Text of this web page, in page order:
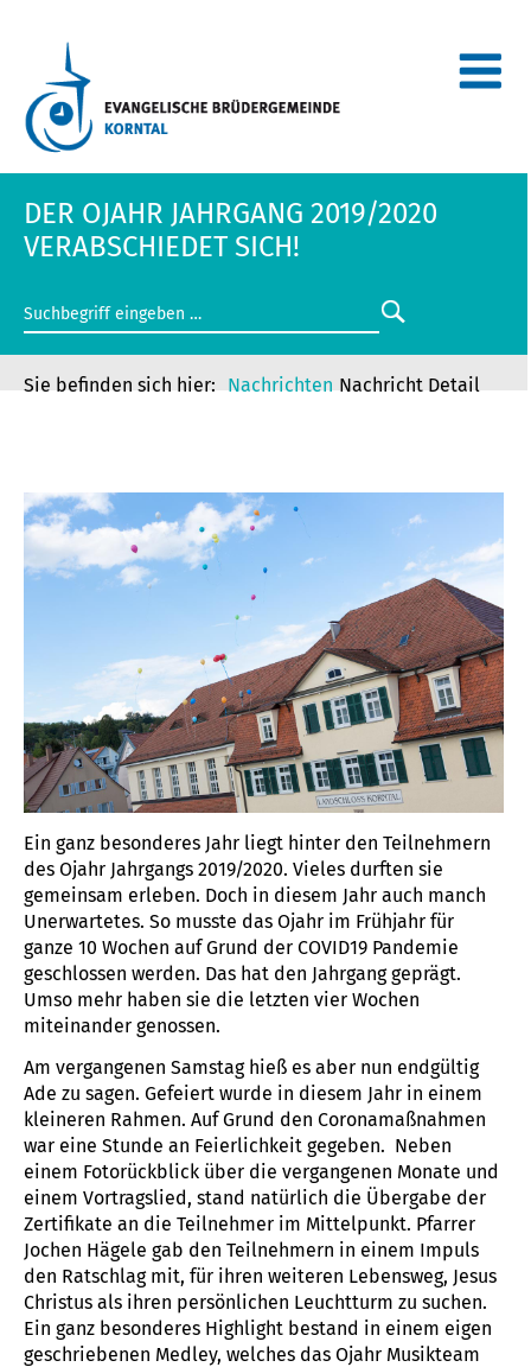
DER OJAHR JAHRGANG 2019/2020
VERABSCHIEDET SICH!
Nachrichten Nachricht Detail
Ein ganz besonderes Jahr liegt hinter den Teilnehmern
des Ojahr Jahrgangs 2019/2020. Vieles durften sie
gemeinsam erleben. Doch in diesem Jahr auch manch
Unerwartetes. So musste das Ojahr im Frühjahr für
ganze 10 Wochen auf Grund der COVID19 Pandemie
geschlossen werden. Das hat den Jahrgang geprägt.
Umso mehr haben sie die letzten vier Wochen
miteinander genossen.
Am vergangenen Samstag hieß es aber nun endgültig
Ade zu sagen. Gefeiert wurde in diesem Jahr in einem
kleineren Rahmen. Auf Grund den Coronamaßnahmen
war eine Stunde an Feierlichkeit gegeben. Neben
einem Fotorückblick über die vergangenen Monate und
einem Vortragslied, stand natürlich die Übergabe der
Zertifikate an die Teilnehmer im Mittelpunkt. Pfarrer
Jochen Hägele gab den Teilnehmern in einem Impuls
den Ratschlag mit, für ihren weiteren Lebensweg, Jesus
Christus als ihren persönlichen Leuchtturm zu suchen.
Ein ganz besonderes Highlight bestand in einem eigen
geschriebenen Medley, welches das Ojahr Musikteam